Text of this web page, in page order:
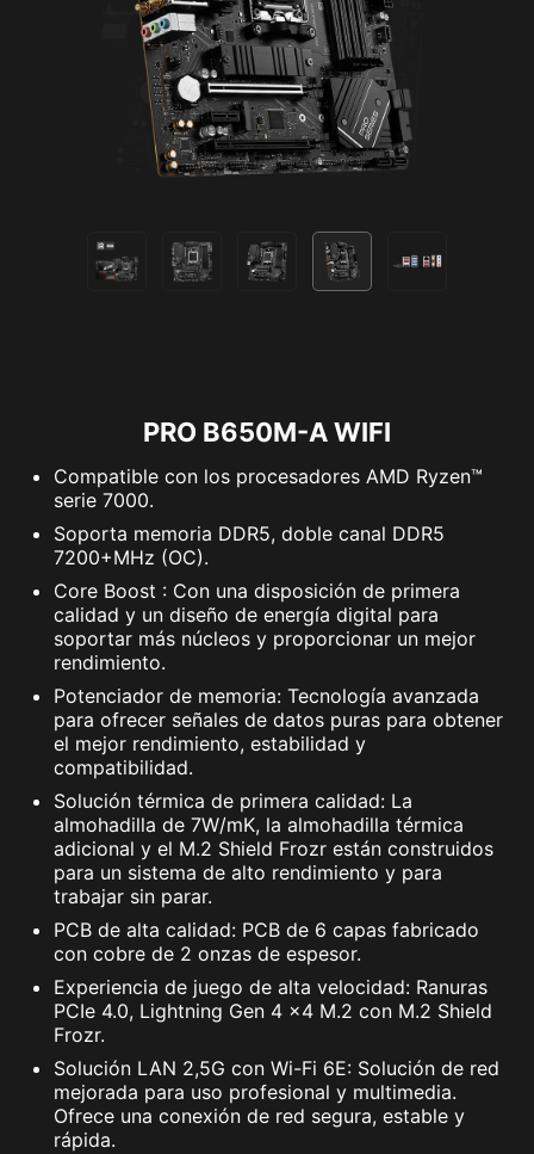
/ Gen1.
*El dispositivo Gen2 sólo admite 7 temas RGB
PRO B650M-A WIFI
Compatible con los procesadores AMD Ryzen™
serie 7000.
Soporta memoria DDR5, doble canal DDR5
7200+MHz (OC).
Core Boost : Con una disposición de primera
calidad y un diseño de energía digital para
soportar más núcleos y proporcionar un mejor
rendimiento.
Potenciador de memoria: Tecnología avanzada
para ofrecer señales de datos puras para obtener
el mejor rendimiento, estabilidad y
compatibilidad.
Solución térmica de primera calidad: La
almohadilla de 7W/mK, la almohadilla térmica
adicional y el M.2 Shield Frozr están construidos
para un sistema de alto rendimiento y para
trabajar sin parar.
PCB de alta calidad: PCB de 6 capas fabricado
con cobre de 2 onzas de espesor.
Experiencia de juego de alta velocidad: Ranuras
PCIe 4.0, Lightning Gen 4 x4 M.2 con M.2 Shield
Frozr.
Solución LAN 2,5G con Wi-Fi 6E: Solución de red
mejorada para uso profesional y multimedia.
Ofrece una conexión de red segura, estable y
rápida.